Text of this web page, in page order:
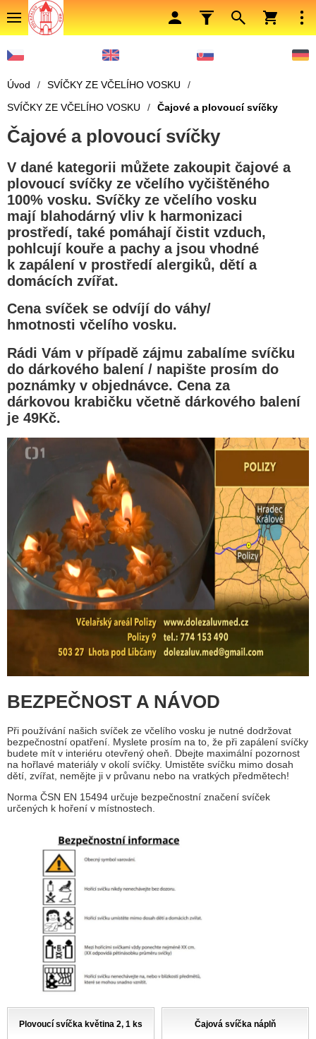
Úvod / SVÍČKY ZE VČELÍHO VOSKU
/
SVÍČKY ZE VČELÍHO VOSKU
/ Čajové a plovoucí svíčky
Čajové a plovoucí svíčky
V dané kategorii můžete zakoupit čajové a
plovoucí svíčky ze včelího vyčištěného
100% vosku. Svíčky ze včelího vosku
mají blahodárný vliv k harmonizaci
prostředí, také pomáhají čistit vzduch,
pohlcují kouře a pachy a jsou vhodné
k zapálení v prostředí alergiků, dětí a
domácích zvířat.
Cena svíček se odvíjí do váhy/
hmotnosti včelího vosku.
Rádi Vám v případě zájmu zabalíme svíčku
do dárkového balení / napište prosím do
poznámky v objednávce. Cena za
dárkovou krabičku včetně dárkového balení
je 49Kč.
BEZPEČNOST A NÁVOD
Při používání našich svíček ze včelího vosku je nutné dodržovat
bezpečnostní opatření. Myslete prosím na to, že při zapálení svíčky
budete mít v interiéru otevřený oheň. Dbejte maximální pozornost
na hořlavé materiály v okolí svíčky. Umistěte svíčku mimo dosah
dětí, zvířat, nemějte ji v průvanu nebo na vratkých předmětech!
Norma ČSN EN 15494 určuje bezpečnostní značení svíček
určených k hoření v místnostech.
Plovoucí svíčka květina 2, 1 ks Čajová svíčka náplň